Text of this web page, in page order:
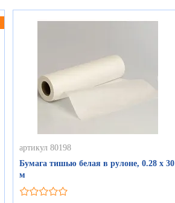
артикул 80198
Бумага тишью белая в рулоне, 0.28 х 30
м